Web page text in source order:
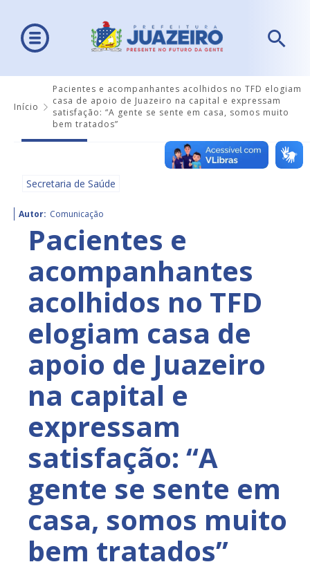
Início
Pacientes e acompanhantes acolhidos no TFD elogiam
casa de apoio de Juazeiro na capital e expressam
satisfação: “A gente se sente em casa, somos muito
bem tratados”
Secretaria de Saúde
Autor: Comunicação
Pacientes e
acompanhantes
acolhidos no TFD
elogiam casa de
apoio de Juazeiro
na capital e
expressam
satisfação: “A
gente se sente em
casa, somos muito
bem tratados”